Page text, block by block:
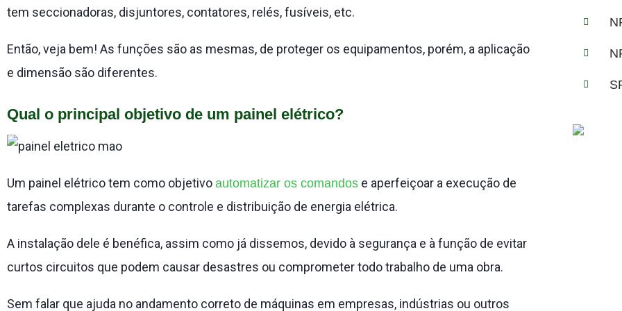
tem seccionadoras, disjuntores, contatores, relés, fusíveis, etc.
Então, veja bem! As funções são as mesmas, de proteger os equipamentos, porém, a aplicação
e dimensão são diferentes.
Qual o principal objetivo de um painel elétrico?
Um painel elétrico tem como objetivo automatizar os comandos e aperfeiçoar a execução de
tarefas complexas durante o controle e distribuição de energia elétrica.
A instalação dele é benéfica, assim como já dissemos, devido à segurança e à função de evitar
curtos circuitos que podem causar desastres ou comprometer todo trabalho de uma obra.
Sem falar que ajuda no andamento correto de máquinas em empresas, indústrias ou outros